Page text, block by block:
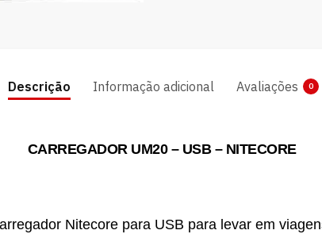
Descrição Informação adicional Avaliações 0
CARREGADOR UM20 – USB – NITECORE
Nitecore para USB para levar em